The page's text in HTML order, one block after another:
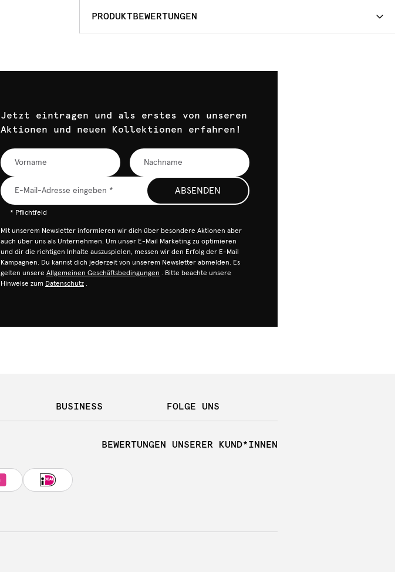
PRODUKTBEWERTUNGEN
Jetzt eintragen und als erstes von unseren
Aktionen und neuen Kollektionen erfahren!
ABSENDEN
* Pflichtfeld
Mit unserem Newsletter informieren wir dich über besondere Aktionen aber
auch über uns als Unternehmen. Um unser E-Mail Marketing zu optimieren
und dir die richtigen Inhalte auszuspielen, messen wir den Erfolg der E-Mail
Kampagnen. Du kannst dich jederzeit von unserem Newsletter abmelden. Es
gelten unsere Allgemeinen Geschäftsbedingungen . Bitte beachte unsere
Hinweise zum Datenschutz .
BUSINESS FOLGE UNS
BEWERTUNGEN UNSERER KUND*INNEN